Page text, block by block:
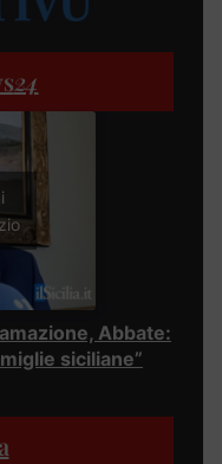
24
Abbate:
siciliane”